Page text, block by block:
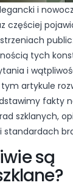
i
częściej
tych
i
artykule
fakty
szklanych,
są